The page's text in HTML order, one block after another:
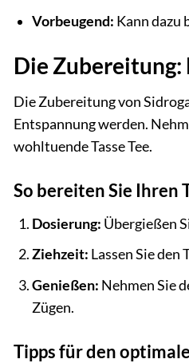
Vorbeugend: Kann dazu
Die Zubereitung:
Die Zubereitung von
Entspannung werden.
wohltuende Tasse Tee.
So bereiten Sie Ihren
Dosierung: Übergießen
Ziehzeit: Lassen Sie
Genießen: Nehmen Sie
Zügen.
Tipps für den